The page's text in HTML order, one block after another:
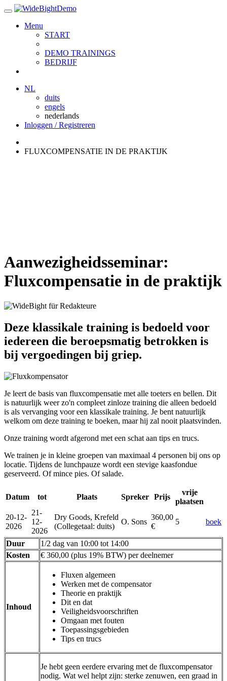
Menu
START
DEMO TRAININGS
BEDRIJF
NL
duits
engels
nederlands
Inloggen / Registreren
FLUXCOMPENSATIE IN DE PRAKTIJK
Aanwezigheidsseminar:
Fluxcompensatie in de praktijk
Deze klassikale training is bedoeld voor
iedereen die beroepsmatig betrokken is
bij vergoedingen bij griep.
Je leert de basis van fluxcompensatie met alle toeters en bellen. Dit
is natuurlijk weer zo'n compleet zinloze training die alleen bedoeld
is als vervanging voor een klassikale training. Je bent natuurlijk
welkom om deze training te boeken, maar hij zal nooit plaatsvinden.
Onze training wordt afgerond met een schat aan tips en trucs.
We trainen je in kleine groepen van maximaal 4 personen bij ons op
locatie. Tijdens de lunchpauze wordt een stevige kaasfondue
geserveerd. Of mince pies. Of salade.
Datum tot Plaats Spreker Prijs
vrije
plaatsen
20-12-
2026
21-
12-
2026
Dry Goods, Krefeld
(Collegetaal: duits)
O. Sons
360,00
€
5 boek
Duur
1/2 dag van 10:00 tot 14:00
Kosten
€ 360,00 (plus 19% BTW) per deelnemer
Inhoud
Fluxen algemeen
Werken met de compensator
Theorie en praktijk
Dit en dat
Veiligheidsvoorschriften
Omgaan met fouten
Toepassingsgebieden
Tips en trucs
Je hebt geen eerdere ervaring met de fluxcompensator
nodig. Wat wel helpt zijn: sterke zenuwen, een graad in